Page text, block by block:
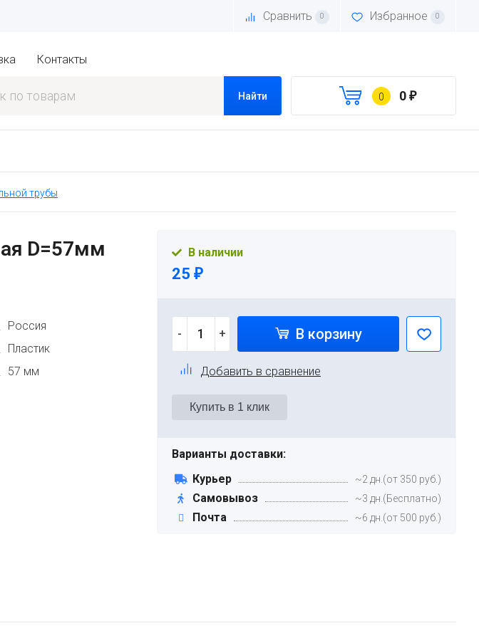
Сравнить 0 Избранное 0
Контакты
Найти 0 0 ₽
трубы
D=57мм
Россия
Пластик
57 мм
В наличии
25 ₽
- + В корзину
Добавить в сравнение
Варианты доставки:
Курьер
~2 дн.(от 350 руб.)
Самовывоз ~3 дн.(Бесплатно)
Почта ~6 дн.(от 500 руб.)